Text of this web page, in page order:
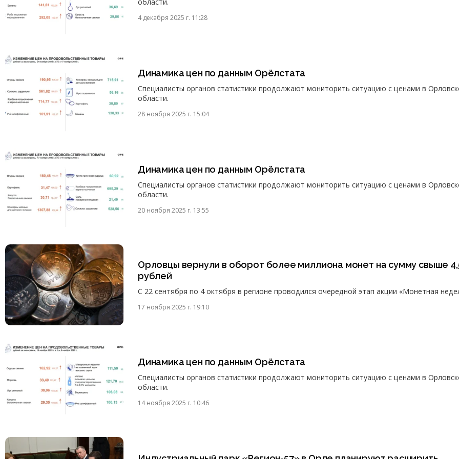
4 декабря 2025 г. 11:28
Динамика цен по данным Орёлстата
Специалисты органов статистики продолжают мониторить ситуацию с ценами в
области.
28 ноября 2025 г. 15:04
Динамика цен по данным Орёлстата
Специалисты органов статистики продолжают мониторить ситуацию с ценами в
области.
20 ноября 2025 г. 13:55
Орловцы вернули в оборот более миллиона монет на сумму свыше
рублей
С 22 сентября по 4 октября в регионе проводился очередной этап акции «Монетная
17 ноября 2025 г. 19:10
Динамика цен по данным Орёлстата
Специалисты органов статистики продолжают мониторить ситуацию с ценами в
области.
14 ноября 2025 г. 10:46